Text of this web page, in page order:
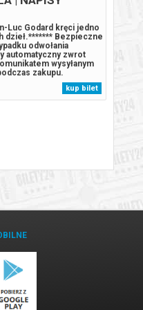
Luc Godard kręci jedno
dzieł.******* Bezpieczne
odwołania
automatyczny zwrot
wysyłanym
zakupu.
kup bilet